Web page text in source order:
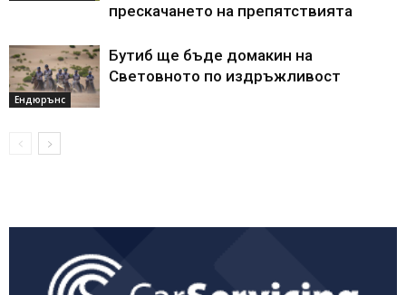
прескачането на препятствията
Ендюрънс
Бутиб ще бъде домакин на
Световното по издръжливост